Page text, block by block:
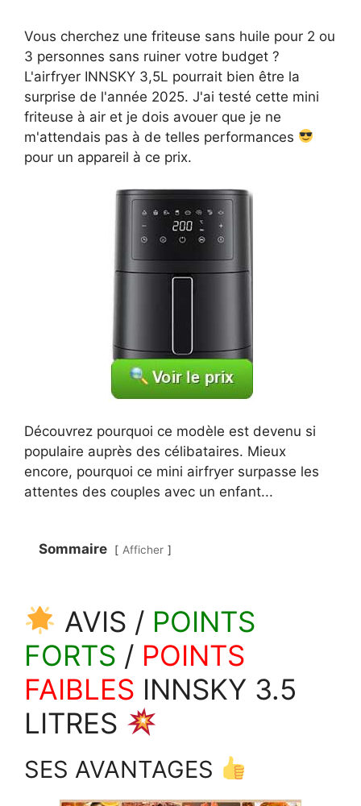
Vous cherchez une friteuse sans huile pour 2 ou
3 personnes sans ruiner votre budget ?
L'airfryer INNSKY 3,5L pourrait bien être la
surprise de l'année 2025. J'ai testé cette mini
friteuse à air et je dois avouer que je ne
m'attendais pas à de telles performances
pour un appareil à ce prix.
Découvrez pourquoi ce modèle est devenu si
populaire auprès des célibataires. Mieux
encore, pourquoi ce mini airfryer surpasse les
attentes des couples avec un enfant...
Sommaire Afficher
AVIS / POINTS
FORTS / POINTS
FAIBLES INNSKY 3.5
LITRES
SES AVANTAGES